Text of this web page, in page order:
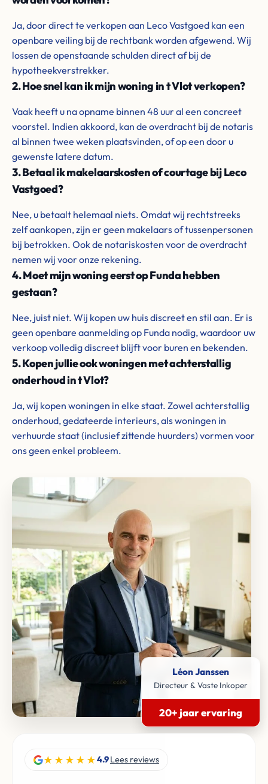
Ja, door direct te verkopen aan Leco Vastgoed kan een
openbare veiling bij de rechtbank worden afgewend. Wij
lossen de openstaande schulden direct af bij de
hypotheekverstrekker.
2. Hoe snel kan ik mijn woning in t Vlot verkopen?
Vaak heeft u na opname binnen 48 uur al een concreet
voorstel. Indien akkoord, kan de overdracht bij de notaris
al binnen twee weken plaatsvinden, of op een door u
gewenste latere datum.
3. Betaal ik makelaarskosten of courtage bij Leco
Vastgoed?
Nee, u betaalt helemaal niets. Omdat wij rechtstreeks
zelf aankopen, zijn er geen makelaars of tussenpersonen
bij betrokken. Ook de notariskosten voor de overdracht
nemen wij voor onze rekening.
4. Moet mijn woning eerst op Funda hebben
gestaan?
Nee, juist niet. Wij kopen uw huis discreet en stil aan. Er is
geen openbare aanmelding op Funda nodig, waardoor uw
verkoop volledig discreet blijft voor buren en bekenden.
5. Kopen jullie ook woningen met achterstallig
onderhoud in t Vlot?
Ja, wij kopen woningen in elke staat. Zowel achterstallig
onderhoud, gedateerde interieurs, als woningen in
verhuurde staat (inclusief zittende huurders) vormen voor
ons geen enkel probleem.
Léon Janssen
Directeur & Vaste Inkoper
20+ jaar ervaring
★★★★★4.9Lees reviews